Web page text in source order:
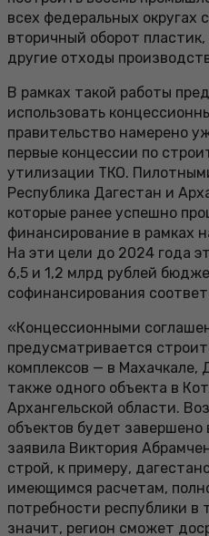
всех федеральных округах
вторичный оборот
другие отходы
В рамках такой работы
использовать
правительство намерено
первые концессии по
утилизации ТКО.
Республика Дагестан и
которые ранее успешно
финансирование в рамках
На эти цели до 2024 года
6,5 и 1,2 млрд рублей
софинансирования
«Концессионными
предусматривается
комплексов — в Махачкале,
также одного объекта в
Архангельской области.
объектов будет завершено
заявила Виктория
строй, к примеру,
имеющимся расчетам,
потребности республики в
значит, регион сможет